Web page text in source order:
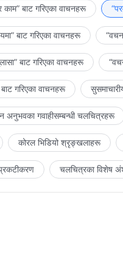
पक्षमा खडा हुन सक्नुले
लडाइँ गर्दै बिताउँछन्। के
किन सम्मान गर्दैनस्,
हो? तँसँग विवेक छ कि
पनि मलाई कुनै मतलब छैन, तँ
शैतानको सामर्थ्यको
हो। यदि तँ निष्कासन
निष्कासन गर्ने कुनै हतार
हटाइनेछ!
बाट गरिएका वाचनहरू
बाट गरिएका वाचनहरू
बाट गरिएका वाचनहरू
गरिएका वाचनहरू
अनुभवका गवाहीसम्‍बन्धी चलचित्रहरू
कोरल भिडियो श्रृङ्खलाहरू
चलचित्रका विशेष